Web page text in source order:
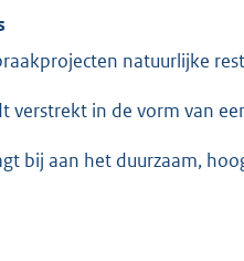
natuurlijke
verstrekt in de vorm van
bij aan het duurzaam,